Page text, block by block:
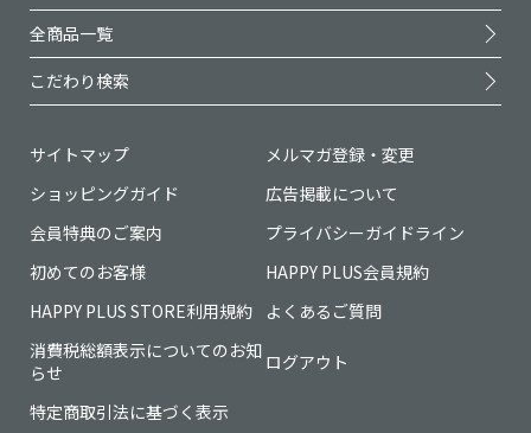
全商品一覧
こだわり検索
サイトマップ
メルマガ登録・変更
ショッピングガイド
広告掲載について
会員特典のご案内
プライバシーガイドライン
初めてのお客様
HAPPY PLUS会員規約
HAPPY PLUS STORE利用規約
よくあるご質問
消費税総額表示についてのお知
らせ
ログアウト
特定商取引法に基づく表示